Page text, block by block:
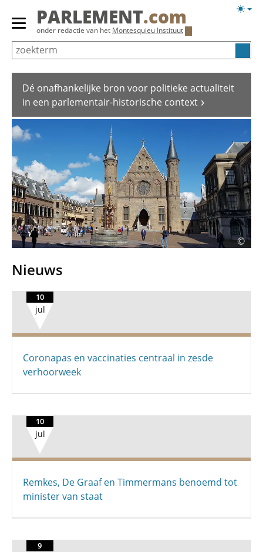
inhoud
Primair
menu
tonen/verbergen
PARLEMENT.com
onder redactie van het Montesquieu Instituut
Dé onafhankelijke bron voor politieke actualiteit
in een parlementair-historische context
©
Nieuws
10
jul
Coronapas en vaccinaties centraal in zesde
verhoorweek
10
jul
Remkes, De Graaf en Timmermans benoemd tot
minister van staat
9